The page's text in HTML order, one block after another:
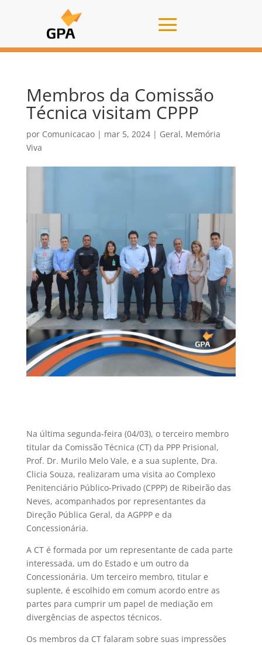
Membros da Comissão
Técnica visitam CPPP
por Comunicacao| mar 5, 2024| Geral, Memória
Viva
Na última segunda-feira (04/03), o terceiro membro
titular da Comissão Técnica (CT) da PPP Prisional,
Prof. Dr. Murilo Melo Vale, e a sua suplente, Dra.
Clicia Souza, realizaram uma visita ao Complexo
Penitenciário Público-Privado (CPPP) de Ribeirão das
Neves, acompanhados por representantes da
Direção Pública Geral, da AGPPP e da
Concessionária.
A CT é formada por um representante de cada parte
interessada, um do Estado e um outro da
Concessionária. Um terceiro membro, titular e
suplente, é escolhido em comum acordo entre as
partes para cumprir um papel de mediação em
divergências de aspectos técnicos.
Os membros da CT falaram sobre suas impressões